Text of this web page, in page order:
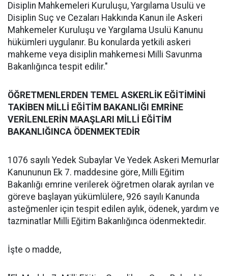
Disiplin Mahkemeleri Kuruluşu, Yargılama Usulü ve
Disiplin Suç ve Cezaları Hakkında Kanun ile Askeri
Mahkemeler Kuruluşu ve Yargılama Usulü Kanunu
hükümleri uygulanır. Bu konularda yetkili askeri
mahkeme veya disiplin mahkemesi Milli Savunma
Bakanlığınca tespit edilir."
ÖĞRETMENLERDEN TEMEL ASKERLİK EĞİTİMİNİ
TAKİBEN MİLLİ EĞİTİM BAKANLIĞI EMRİNE
VERİLENLERİN MAAŞLARI MİLLİ EĞİTİM
BAKANLIĞINCA ÖDENMEKTEDİR
1076 sayılı Yedek Subaylar Ve Yedek Askeri Memurlar
Kanununun Ek 7. maddesine göre, Milli Eğitim
Bakanlığı emrine verilerek öğretmen olarak ayrılan ve
göreve başlayan yükümlülere, 926 sayılı Kanunda
asteğmenler için tespit edilen aylık, ödenek, yardım ve
tazminatlar Milli Eğitim Bakanlığınca ödenmektedir.
İşte o madde,